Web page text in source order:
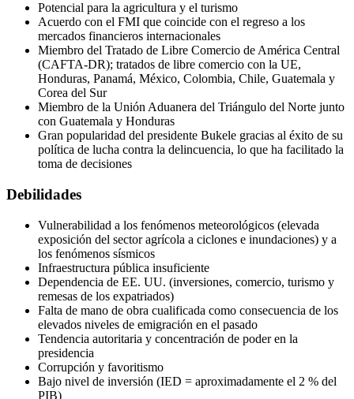
Potencial para la agricultura y el turismo
Acuerdo con el FMI que coincide con el regreso a los
mercados financieros internacionales
Miembro del Tratado de Libre Comercio de América Central
(CAFTA-DR); tratados de libre comercio con la UE,
Honduras, Panamá, México, Colombia, Chile, Guatemala y
Corea del Sur
Miembro de la Unión Aduanera del Triángulo del Norte junto
con Guatemala y Honduras
Gran popularidad del presidente Bukele gracias al éxito de su
política de lucha contra la delincuencia, lo que ha facilitado la
toma de decisiones
Debilidades
Vulnerabilidad a los fenómenos meteorológicos (elevada
exposición del sector agrícola a ciclones e inundaciones) y a
los fenómenos sísmicos
Infraestructura pública insuficiente
Dependencia de EE. UU. (inversiones, comercio, turismo y
remesas de los expatriados)
Falta de mano de obra cualificada como consecuencia de los
elevados niveles de emigración en el pasado
Tendencia autoritaria y concentración de poder en la
presidencia
Corrupción y favoritismo
Bajo nivel de inversión (IED = aproximadamente el 2 % del
PIB)